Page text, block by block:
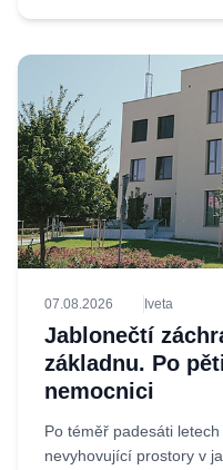
07.08.2026 Iveta
Jablonečtí
základnu. Po
nemocnici
Po téměř padesáti
nevyhovující prostory v